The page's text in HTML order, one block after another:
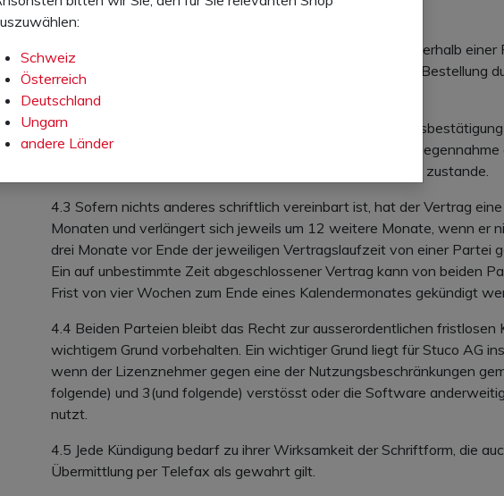
4. Vertragsabschluss, Vertragsbeendigung
4.1 Stuco AG kann eine Bestellung des Lizenznehmers innerhalb einer
Tagen nach telefonischer Bestellung oder Absendung der Bestellung
Lizenznehmer annehmen.
4.2 Der Vertrag kommt spätestens nach erfolgter Auftragsbestätigung
mit der ersten Erfüllungshandlung des Lizenznehmer (Entgegennahme
Datenträgers, der Zugangsdaten oder Vergütungszahlung) zustande.
4.3 Sofern nichts anderes schriftlich vereinbart ist, hat der Vertrag
Monaten und verlängert sich jeweils um 12 weitere Monate, wenn er
drei Monate vor Ende der jeweiligen Vertragslaufzeit von einer Partei
Ein auf unbestimmte Zeit abgeschlossener Vertrag kann von beiden
Frist von vier Wochen zum Ende eines Kalendermonates gekündigt
4.4 Beiden Parteien bleibt das Recht zur ausserordentlichen fristlosen
wichtigem Grund vorbehalten. Ein wichtiger Grund liegt für Stuco AG
wenn der Lizenznehmer gegen eine der Nutzungsbeschränkungen
folgende) und 3(und folgende) verstösst oder die Software
nutzt.
4.5 Jede Kündigung bedarf zu ihrer Wirksamkeit der Schriftform, die
Übermittlung per Telefax als gewahrt gilt.
Schweiz
Österreich
Deutschland
Ungarn
andere Länder